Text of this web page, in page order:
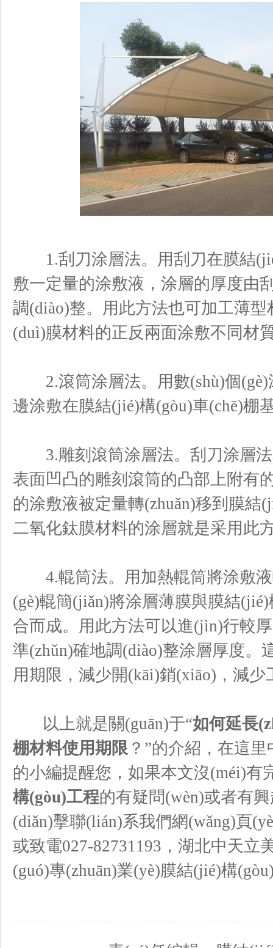
1.刮刀涂層法。用刮刀在膜結
敷一定量的涂敷液，涂層的厚度由
調(diào)整。用此方法也可加工薄
(duì)膜材料的正反兩面涂敷不同材質
2.滾筒涂層法。用數(shù)個(gè)
邊涂敷在膜結(jié)構(gòu)車(chē)棚
3.雕刻滾筒涂層法。刮刀涂層法
表面凹凸的雕刻滾筒的凸部上附有
的涂敷液被定量轉(zhuǎn)移到膜結
二氧化鈦膜材料的涂層就是采用此
4.輥筒法。用加熱輥筒將涂敷液
(gè)輥簡(jiǎn)將涂層薄膜與膜結
合而成。用此方法可以進(jìn)行較
準(zhǔn)確地調(diào)整涂層厚度
用期限，減少開(kāi)銷(xiāo)，減少工
以上就是關(guān)于“如何延長
棚材料使用期限 ？”的介紹，在這
的小編提醒您，如果本文沒(méi)有
構(gòu)工程的有疑問(wèn)或者有興
(diǎn)擊聯(lián)系我們網(wǎng)頁(yè)
或致電027-82731193，湖北中天
(guó)專(zhuān)業(yè)膜結(jié)構(gòu)